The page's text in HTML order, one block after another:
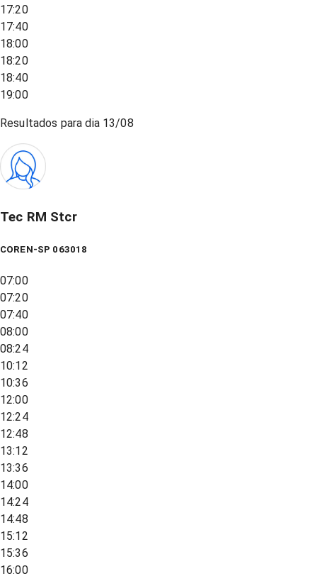
17:20
17:40
18:00
18:20
18:40
19:00
Resultados para dia 13/08
Tec RM Stcr
COREN-SP 063018
07:00
07:20
07:40
08:00
08:24
10:12
10:36
12:00
12:24
12:48
13:12
13:36
14:00
14:24
14:48
15:12
15:36
16:00